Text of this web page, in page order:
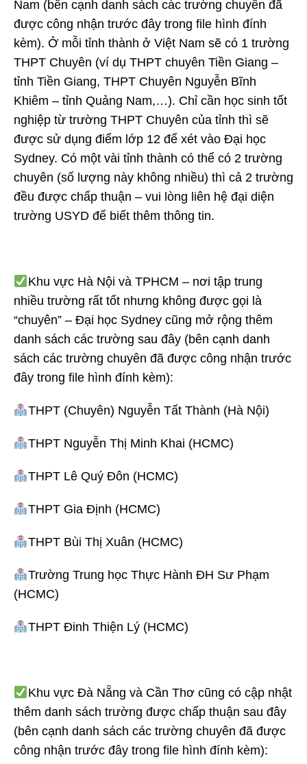
Nam (bên cạnh danh sách các trường chuyên đã
được công nhận trước đây trong file hình đính
kèm). Ở mỗi tỉnh thành ở Việt Nam sẽ có 1 trường
THPT Chuyên (ví dụ THPT chuyên Tiền Giang –
tỉnh Tiền Giang, THPT Chuyên Nguyễn Bĩnh
Khiêm – tỉnh Quảng Nam,…). Chỉ cần học sinh tốt
nghiệp từ trường THPT Chuyên của tỉnh thì sẽ
được sử dụng điểm lớp 12 để xét vào Đại học
Sydney. Có một vài tỉnh thành có thể có 2 trường
chuyên (số lượng này không nhiều) thì cả 2 trường
đều được chấp thuận – vui lòng liên hệ đại diện
trường USYD để biết thêm thông tin.
Khu vực Hà Nội và TPHCM – nơi tập trung
nhiều trường rất tốt nhưng không được gọi là
“chuyên” – Đại học Sydney cũng mở rộng thêm
danh sách các trường sau đây (bên cạnh danh
sách các trường chuyên đã được công nhận trước
đây trong file hình đính kèm):
THPT (Chuyên) Nguyễn Tất Thành (Hà Nội)
THPT Nguyễn Thị Minh Khai (HCMC)
THPT Lê Quý Đôn (HCMC)
THPT Gia Định (HCMC)
THPT Bùi Thị Xuân (HCMC)
Trường Trung học Thực Hành ĐH Sư Phạm
(HCMC)
THPT Đinh Thiện Lý (HCMC)
Khu vực Đà Nẵng và Cần Thơ cũng có cập nhật
thêm danh sách trường được chấp thuận sau đây
(bên cạnh danh sách các trường chuyên đã được
công nhận trước đây trong file hình đính kèm):